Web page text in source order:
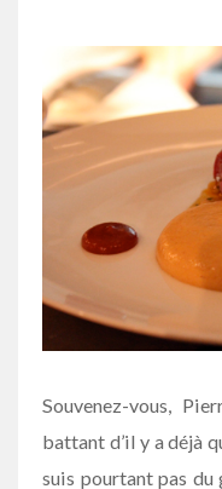
Souvenez-vous,
battant d’il y a déjà
suis pourtant pas du